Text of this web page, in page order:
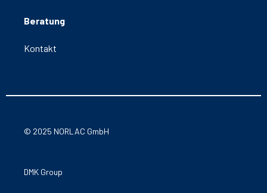
Beratung
Kontakt
© 2025 NORLAC GmbH
DMK Group